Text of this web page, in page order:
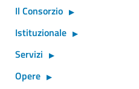
Il Consorzio
Istituzionale
Servizi
Opere